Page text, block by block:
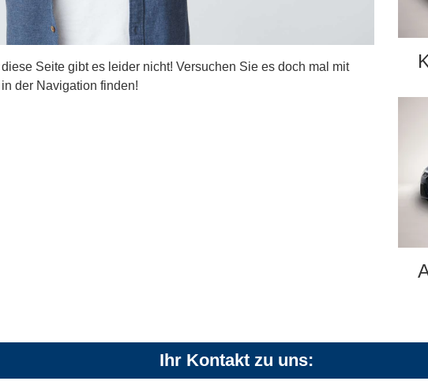
Seite gibt es leider nicht! Versuchen Sie es doch mal mit
der Navigation finden!
Ihr Kontakt zu uns: